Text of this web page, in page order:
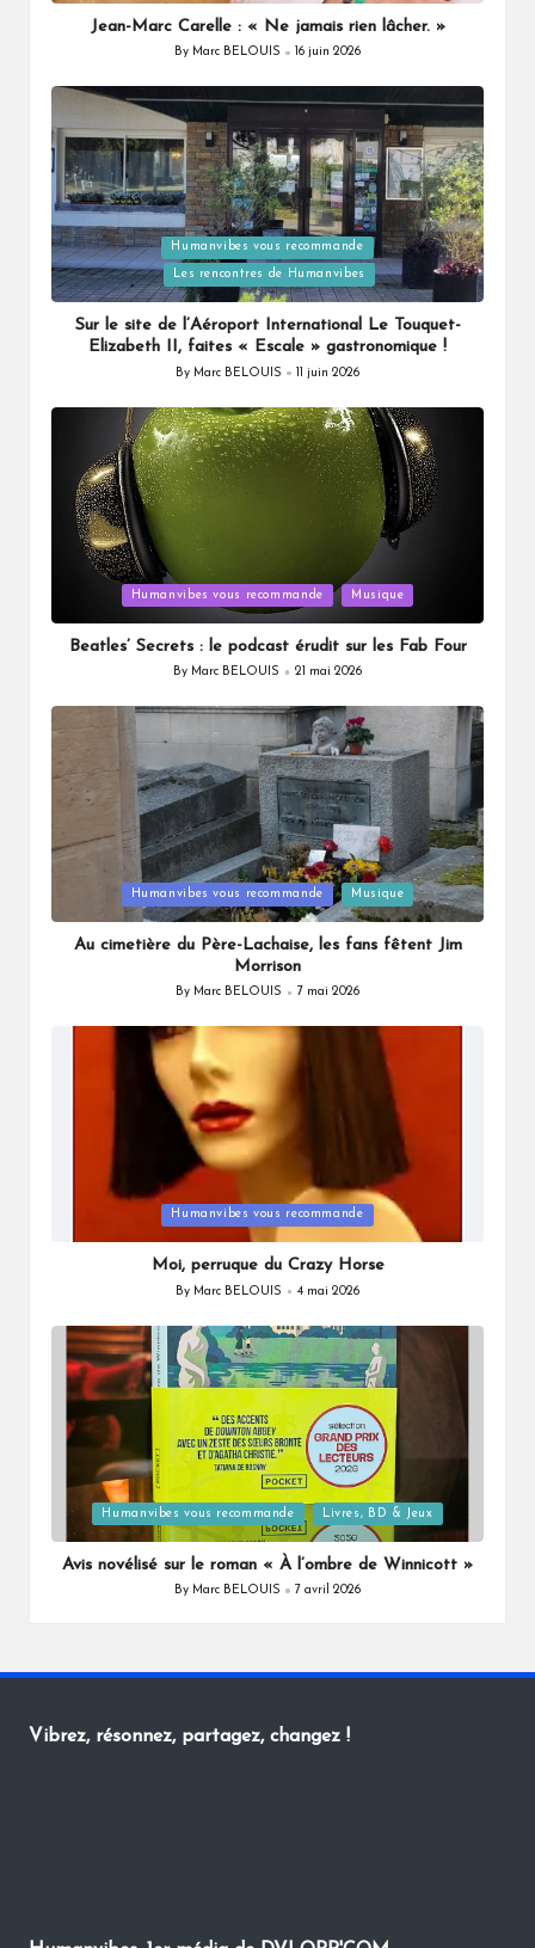
Jean-Marc Carelle : « Ne jamais rien lâcher. »
Posted
By Marc BELOUIS 16 juin 2026
Posted
in
Humanvibes vous recommande
Les rencontres de Humanvibes
Sur le site de l’Aéroport International Le Touquet-
Elizabeth II, faites « Escale » gastronomique !
Posted
By Marc BELOUIS 11 juin 2026
in
Humanvibes vous recommande Musique
Beatles’ Secrets : le podcast érudit sur les Fab Four
Posted
By Marc BELOUIS 21 mai 2026
in
Humanvibes vous recommande Musique
Au cimetière du Père-Lachaise, les fans fêtent Jim
Morrison
Posted
By Marc BELOUIS 7 mai 2026
in
Humanvibes vous recommande
Moi, perruque du Crazy Horse
Posted
By Marc BELOUIS 4 mai 2026
Posted
in
Humanvibes vous recommande Livres, BD & Jeux
Avis novélisé sur le roman « À l’ombre de Winnicott »
Posted
By Marc BELOUIS 7 avril 2026
Vibrez, résonnez, partagez, changez !